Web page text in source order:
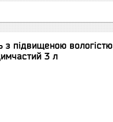
підвищеною вологістю
3 л